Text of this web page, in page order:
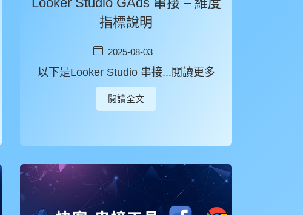
指標說明
2025-08-03
以下是Looker Studio 串接...閱讀更多
閱讀全文